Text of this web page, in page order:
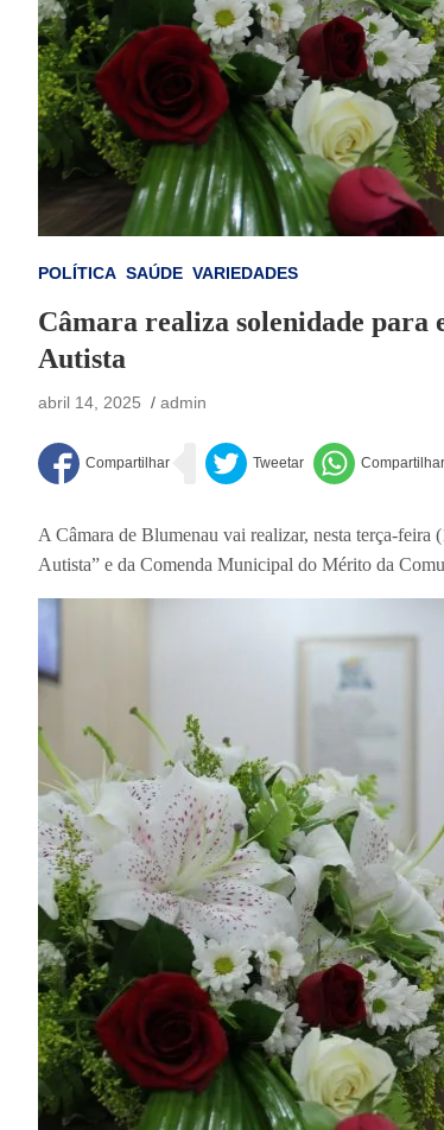
POLÍTICA SAÚDE VARIEDADES
Câmara realiza solenidade para
Autista
abril 14, 2025 admin
A Câmara de Blumenau vai realizar, nesta terça-feira
Autista” e da Comenda Municipal do Mérito da